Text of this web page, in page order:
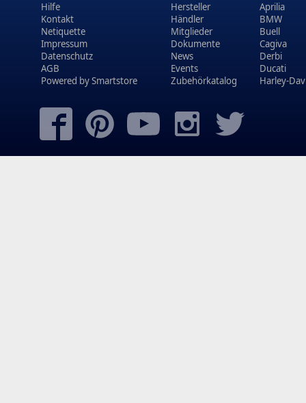
Hilfe
Kontakt
Netiquette
Impressum
Datenschutz
AGB
Powered bySmartstore
Hersteller
Händler
Mitglieder
Dokumente
News
Events
Zubehörkatalog
Aprilia
BMW
Buell
Cagiva
Derbi
Ducati
Harley-